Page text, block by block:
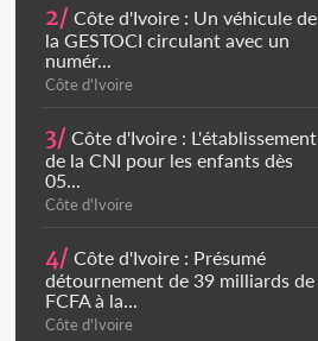
2/ Côte d'Ivoire : Un véhicule de
la GESTOCI circulant avec un
numér...
Côte d'Ivoire
3/ Côte d'Ivoire : L'établissement
de la CNI pour les enfants dès
05...
Côte d'Ivoire
4/ Côte d'Ivoire : Présumé
détournement de 39 milliards de
FCFA à la...
Côte d'Ivoire